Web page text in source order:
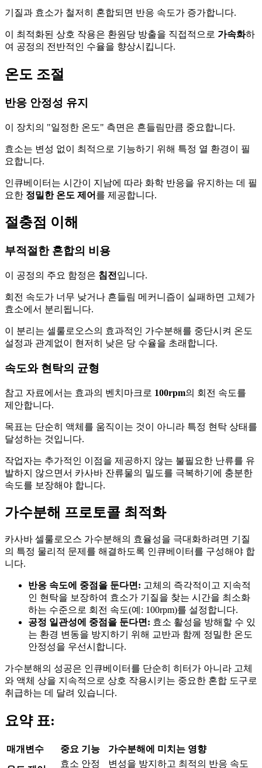
기질과 효소가 철저히 혼합되면 반응 속도가 증가합니다.
이 최적화된 상호 작용은 환원당 방출을 직접적으로 가속화하
여 공정의 전반적인 수율을 향상시킵니다.
온도 조절
반응 안정성 유지
이 장치의 "일정한 온도" 측면은 흔들림만큼 중요합니다.
효소는 변성 없이 최적으로 기능하기 위해 특정 열 환경이 필
요합니다.
인큐베이터는 시간이 지남에 따라 화학 반응을 유지하는 데 필
요한 정밀한 온도 제어 를 제공합니다.
절충점 이해
부적절한 혼합의 비용
이 공정의 주요 함정은 침전 입니다.
회전 속도가 너무 낮거나 흔들림 메커니즘이 실패하면 고체가
효소에서 분리됩니다.
이 분리는 셀룰로오스의 효과적인 가수분해를 중단시켜 온도
설정과 관계없이 현저히 낮은 당 수율을 초래합니다.
속도와 현탁의 균형
참고 자료에서는 효과의 벤치마크로 100rpm의 회전 속도를
제안합니다.
목표는 단순히 액체를 움직이는 것이 아니라 특정 현탁 상태를
달성하는 것입니다.
작업자는 추가적인 이점을 제공하지 않는 불필요한 난류를 유
발하지 않으면서 카사바 잔류물의 밀도를 극복하기에 충분한
속도를 보장해야 합니다.
가수분해 프로토콜 최적화
카사바 셀룰로오스 가수분해의 효율성을 극대화하려면 기질
의 특정 물리적 문제를 해결하도록 인큐베이터를 구성해야 합
니다.
반응 속도에 중점을 둔다면: 고체의 즉각적이고 지속적
인 현탁을 보장하여 효소가 기질을 찾는 시간을 최소화
하는 수준으로 회전 속도(예: 100rpm)를 설정합니다.
공정 일관성에 중점을 둔다면: 효소 활성을 방해할 수 있
는 환경 변동을 방지하기 위해 교반과 함께 정밀한 온도
안정성을 우선시합니다.
가수분해의 성공은 인큐베이터를 단순히 히터가 아니라 고체
와 액체 상을 지속적으로 상호 작용시키는 중요한 혼합 도구로
취급하는 데 달려 있습니다.
요약 표:
매개변수 중요 기능 가수분해에 미치는 영향
효소 안정 변성을 방지하고 최적의 반응 속도